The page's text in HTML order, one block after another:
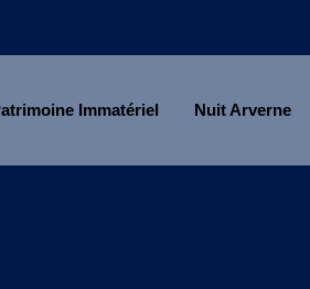
Immatériel Nuit Arverne